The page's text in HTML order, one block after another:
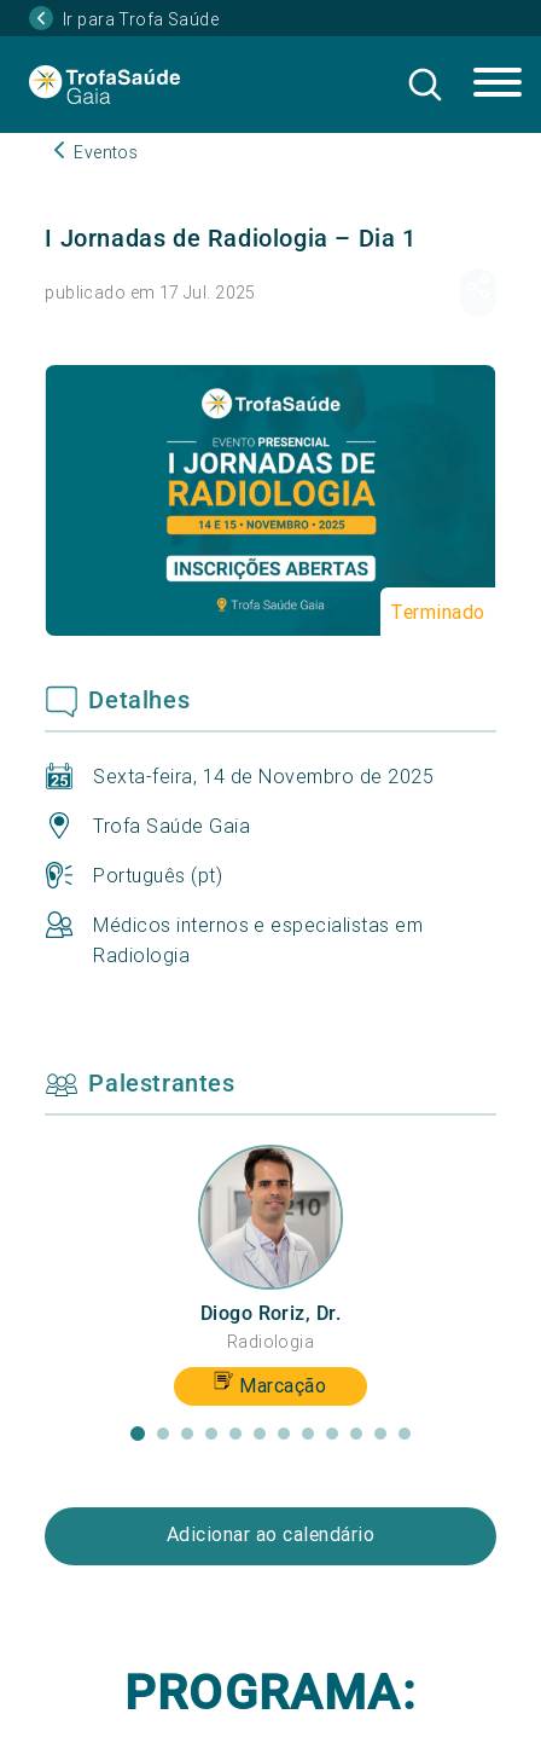
Ir para Trofa Saúde
Eventos
I Jornadas de Radiologia – Dia 1
publicado em 17 Jul. 2025
Terminado
Detalhes
Sexta-feira, 14 de Novembro de 2025
Trofa Saúde Gaia
Português (pt)
Médicos internos e especialistas em
Radiologia
Palestrantes
Diogo Roriz, Dr.
Radiologia
Marcação
Adicionar ao calendário
PROGRAMA: